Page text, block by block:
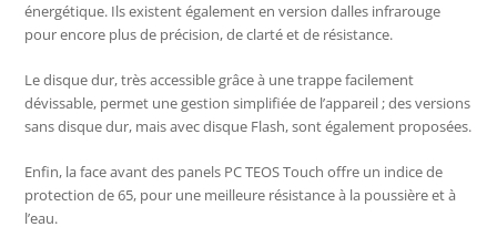
énergétique. Ils existent également en version dalles infrarouge
pour encore plus de précision, de clarté et de résistance.
Le disque dur, très accessible grâce à une trappe facilement
dévissable, permet une gestion simplifiée de l’appareil ; des versions
sans disque dur, mais avec disque Flash, sont également proposées.
Enfin, la face avant des panels PC TEOS Touch offre un indice de
protection de 65, pour une meilleure résistance à la poussière et à
l’eau.